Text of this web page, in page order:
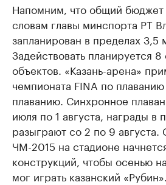
Напомним, что общий бюджет
словам главы минспорта РТ
запланирован в пределах 3,5
Задействовать планируется
объектов. «Казань-арена»
чемпионата FINA по
плаванию. Синхронное
июля по 1 августа, награды в
разыграют со 2 по 9 августа.
ЧМ-2015 на стадионе
конструкций, чтобы осенью
мог играть казанский «Рубин».